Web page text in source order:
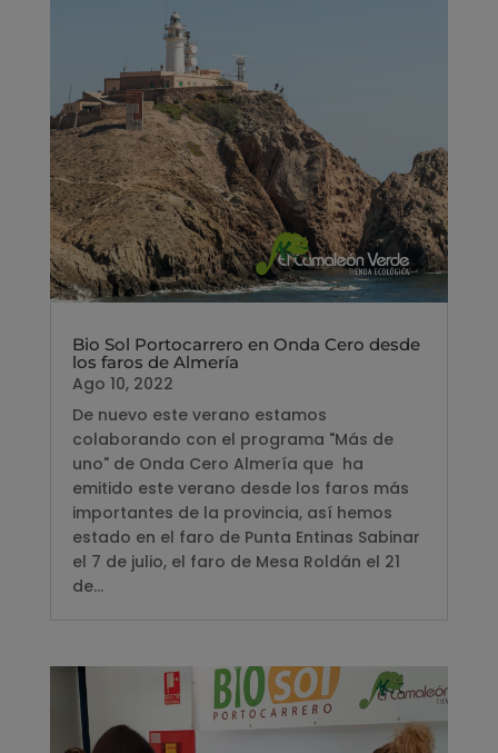
Bio Sol Portocarrero en Onda Cero desde
los faros de Almería
Ago 10, 2022
De nuevo este verano estamos
colaborando con el programa "Más de
uno" de Onda Cero Almería que ha
emitido este verano desde los faros más
importantes de la provincia, así hemos
estado en el faro de Punta Entinas Sabinar
el 7 de julio, el faro de Mesa Roldán el 21
de...